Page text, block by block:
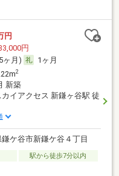
円
円
ヶ月)
1ヶ月
2
新築
カイアクセス 新鎌ヶ谷駅 徒
ケ谷市新鎌ケ谷４丁目
駅から徒歩7分以内